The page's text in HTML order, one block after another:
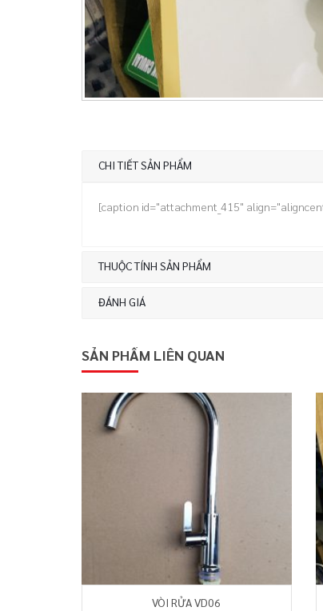
CHI TIẾT SẢN PHẨM
[caption id="attachment_415"
THUỘC TÍNH SẢN PHẨM
ĐÁNH GIÁ
SẢN PHẨM LIÊN QUAN
VÒI RỬA VD06